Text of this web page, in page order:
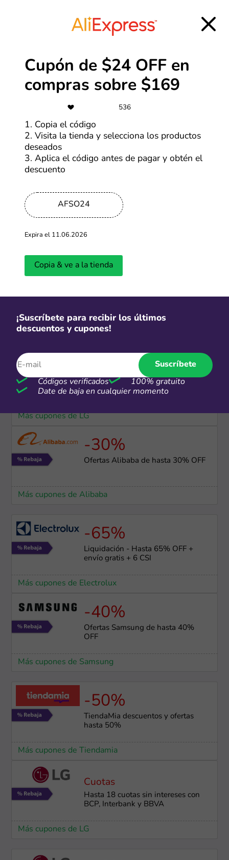
-50%
hasta 50% OFF
Más cupones de Tiendamia
Regístrate y obtén un cupón de 5%
OFF
Más cupones de HP
-70%
Ofertas SHEIN de hasta 70% OFF
S/2
Más cupones de Alibaba
Envío e instalación ​gratuita
Más cupones de LG
-30%
Ofertas Alibaba de hasta 30% OFF
Más cupones de Alibaba
-65%
Liquidación - Hasta 65% OFF +
envío gratis + 6 CSI
Más cupones de Electrolux
-40%
Ofertas Samsung de hasta 40%
OFF
Más cupones de Samsung
-50%
TiendaMia descuentos y ofertas
hasta 50%
Más cupones de Tiendamia
Cuotas
Hasta 18 cuotas sin intereses con
BCP, Interbank y BBVA
Más cupones de LG
Cupón de $24 OFF en
compras sobre $169
536
1. Copia el código
2. Visita la tienda y selecciona los productos
deseados
3. Aplica el código antes de pagar y obtén el
descuento
AFSO24
Expira el 11.06.2026
Copia & ve a la tienda
¡Suscríbete para recibir los últimos
descuentos y cupones!
Suscríbete
Códigos verificados
100% gratuito
Date de baja en cualquier momento